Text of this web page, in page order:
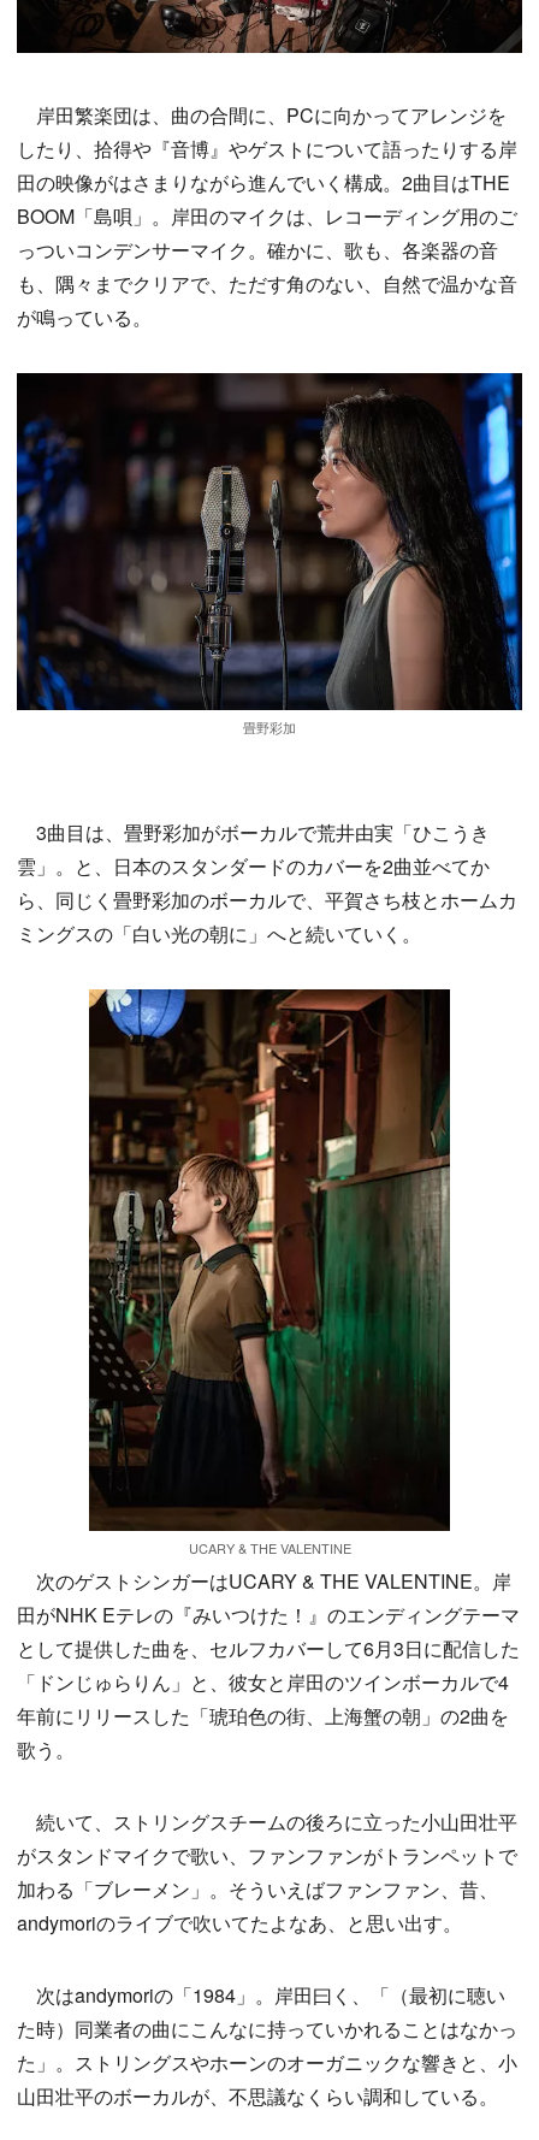
岸田繁楽団は、曲の合間に、PCに向かってアレンジを
したり、拾得や『音博』やゲストについて語ったりする岸
田の映像がはさまりながら進んでいく構成。2曲目はTHE
BOOM「島唄」。岸田のマイクは、レコーディング用のご
っついコンデンサーマイク。確かに、歌も、各楽器の音
も、隅々までクリアで、ただす角のない、自然で温かな音
が鳴っている。
畳野彩加
3曲目は、畳野彩加がボーカルで荒井由実「ひこうき
雲」。と、日本のスタンダードのカバーを2曲並べてか
ら、同じく畳野彩加のボーカルで、平賀さち枝とホームカ
ミングスの「白い光の朝に」へと続いていく。
UCARY & THE VALENTINE
次のゲストシンガーはUCARY & THE VALENTINE。岸
田がNHK Eテレの『みいつけた！』のエンディングテーマ
として提供した曲を、セルフカバーして6月3日に配信した
「ドンじゅらりん」と、彼女と岸田のツインボーカルで4
年前にリリースした「琥珀色の街、上海蟹の朝」の2曲を
歌う。
続いて、ストリングスチームの後ろに立った小山田壮平
がスタンドマイクで歌い、ファンファンがトランペットで
加わる「ブレーメン」。そういえばファンファン、昔、
andymoriのライブで吹いてたよなあ、と思い出す。
次はandymoriの「1984」。岸田曰く、「（最初に聴い
た時）同業者の曲にこんなに持っていかれることはなかっ
た」。ストリングスやホーンのオーガニックな響きと、小
山田壮平のボーカルが、不思議なくらい調和している。